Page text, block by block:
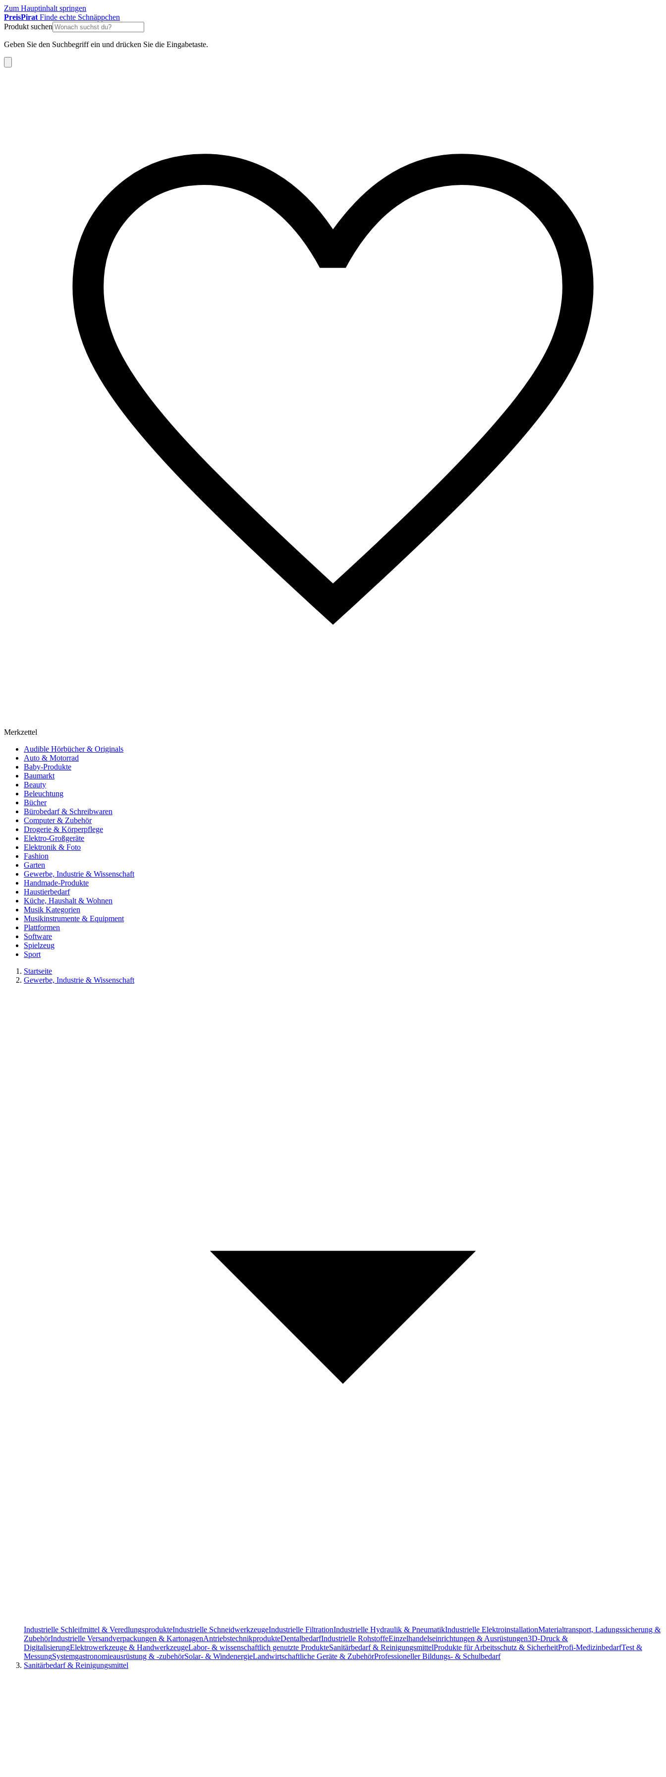
Zum Hauptinhalt springen
PreisPirat Finde echte Schnäppchen
Produkt suchen
Geben Sie den Suchbegriff ein und drücken Sie die Eingabetaste.
Merkzettel
Audible Hörbücher & Originals
Auto & Motorrad
Baby-Produkte
Baumarkt
Beauty
Beleuchtung
Bücher
Bürobedarf & Schreibwaren
Computer & Zubehör
Drogerie & Körperpflege
Elektro-Großgeräte
Elektronik & Foto
Fashion
Garten
Gewerbe, Industrie & Wissenschaft
Handmade-Produkte
Haustierbedarf
Küche, Haushalt & Wohnen
Musik Kategorien
Musikinstrumente & Equipment
Plattformen
Software
Spielzeug
Sport
Startseite
Gewerbe, Industrie & Wissenschaft
Industrielle Schleifmittel & VeredlungsprodukteIndustrielle SchneidwerkzeugeIndustrielle FiltrationIndustrielle Hydraulik & PneumatikIndustrielle ElektroinstallationMaterialtransport, Ladungssicherung &
ZubehörIndustrielle Versandverpackungen & KartonagenAntriebstechnikprodukteDentalbedarfIndustrielle RohstoffeEinzelhandelseinrichtungen & Ausrüstungen3D-Druck &
DigitalisierungElektrowerkzeuge & HandwerkzeugeLabor- & wissenschaftlich genutzte ProdukteSanitärbedarf & ReinigungsmittelProdukte für Arbeitsschutz & SicherheitProfi-MedizinbedarfTest &
MessungSystemgastronomieausrüstung & -zubehörSolar- & WindenergieLandwirtschaftliche Geräte & ZubehörProfessioneller Bildungs- & Schulbedarf
Sanitärbedarf & Reinigungsmittel